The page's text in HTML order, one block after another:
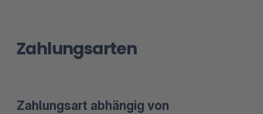
Zahlungsarten
Zahlungsart abhängig von